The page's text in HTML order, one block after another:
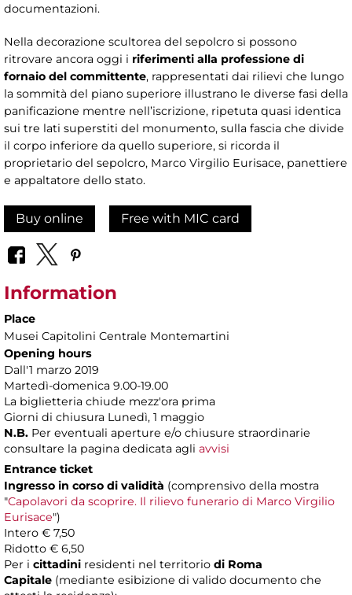
documentazioni.
Nella decorazione scultorea del sepolcro si possono
ritrovare ancora oggi i riferimenti alla professione di
fornaio del committente, rappresentati dai rilievi che lungo
la sommità del piano superiore illustrano le diverse fasi della
panificazione mentre nell’iscrizione, ripetuta quasi identica
sui tre lati superstiti del monumento, sulla fascia che divide
il corpo inferiore da quello superiore, si ricorda il
proprietario del sepolcro, Marco Virgilio Eurisace, panettiere
e appaltatore dello stato.
Buy online Free with MIC card
Information
Place
Musei Capitolini Centrale Montemartini
Opening hours
Dall'1 marzo 2019
Martedì-domenica 9.00-19.00
La biglietteria chiude mezz'ora prima
Giorni di chiusura Lunedì, 1 maggio
N.B. Per eventuali aperture e/o chiusure straordinarie
consultare la pagina dedicata agli avvisi
Entrance ticket
Ingresso in corso di validità (comprensivo della mostra
"Capolavori da scoprire. Il rilievo funerario di Marco Virgilio
Eurisace")
Intero € 7,50
Ridotto € 6,50
Per i cittadini residenti nel territorio di Roma
Capitale (mediante esibizione di valido documento che